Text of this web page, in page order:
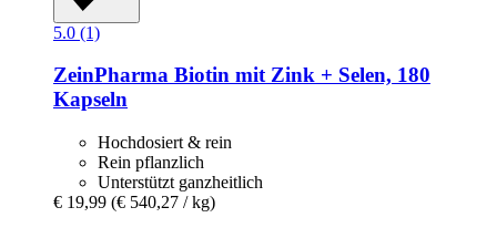
5.0 (1)
ZeinPharma Biotin mit Zink + Selen, 180
Kapseln
Hochdosiert & rein
Rein pflanzlich
Unterstützt ganzheitlich
€ 19,99 (€ 540,27 / kg)